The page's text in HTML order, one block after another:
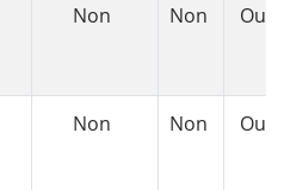
Non Non Oui
Non Non Oui